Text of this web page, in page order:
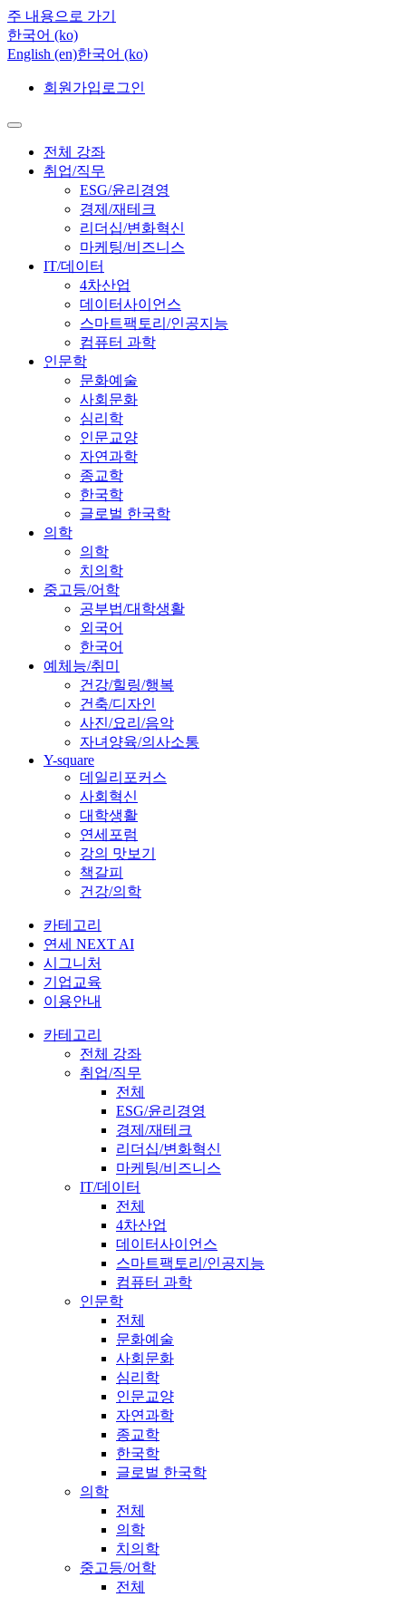
주 내용으로 가기
한국어 ‎(ko)‎
English ‎(en)‎한국어 ‎(ko)‎
회원가입 로그인
전체 강좌
취업/직무
ESG/윤리경영
경제/재테크
리더십/변화혁신
마케팅/비즈니스
IT/데이터
4차산업
데이터사이언스
스마트팩토리/인공지능
컴퓨터 과학
인문학
문화예술
사회문화
심리학
인문교양
자연과학
종교학
한국학
글로벌 한국학
의학
의학
치의학
중고등/어학
공부법/대학생활
외국어
한국어
예체능/취미
건강/힐링/행복
건축/디자인
사진/요리/음악
자녀양육/의사소통
Y-square
데일리포커스
사회혁신
대학생활
연세포럼
강의 맛보기
책갈피
건강/의학
카테고리
연세 NEXT AI
시그니처
기업교육
이용안내
카테고리
전체 강좌
취업/직무
전체
ESG/윤리경영
경제/재테크
리더십/변화혁신
마케팅/비즈니스
IT/데이터
전체
4차산업
데이터사이언스
스마트팩토리/인공지능
컴퓨터 과학
인문학
전체
문화예술
사회문화
심리학
인문교양
자연과학
종교학
한국학
글로벌 한국학
의학
전체
의학
치의학
중고등/어학
전체